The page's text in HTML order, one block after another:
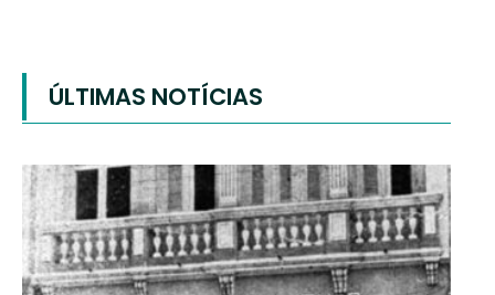
ÚLTIMAS NOTÍCIAS